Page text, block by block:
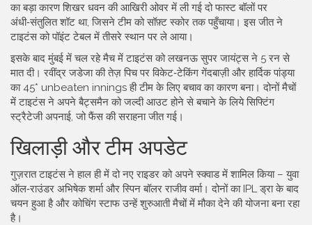
का बड़ा कारण शिखर धवन की आखिरी ओवर में ली गई दो फास्ट बॉलों पर
अंधी‑संतुलित शॉट था, जिसने टीम को सॉफ़्ट स्कोर तक पहुँचाया। इस जीत ने
टाइटंस को पॉइंट टेबल में तीसरे स्थान पर ले आया।
इसके बाद मुंबई में चल रहे मैच में टाइटंस को लखनऊ सुपर जायंट्स ने 5 रन से
मात दी। रवींद्र जडेजा की तेज़ पिच पर विकेट‑टेकिंग गेंदबाज़ी और हार्दिक पांड्या
का 45* unbeaten innings ही टीम के लिए बचाव का कारण बना। दोनों मैचों
में टाइटंस ने अपने बैट्समैन को जल्दी आउट होने से बचाने के लिये सिफ्टिंग
स्ट्रैटेजी अपनाई, जो फैंस की सराहना जीत गई।
खिलाड़ी और टीम अपडेट
गुज़रात टाइटंस ने हाल ही में दो नए राइडर को अपने स्क्वाड में शामिल किया – युवा
ऑल‑राउंडर अभिषेक शर्मा और स्पिन बॉलर राजीव वर्मा। दोनों का IPL ड्रा के बाद
चयन हुआ है और कोचिंग स्टाफ उन्हें शुरुआती मैचों में मौका देने की योजना बना रहा
है।